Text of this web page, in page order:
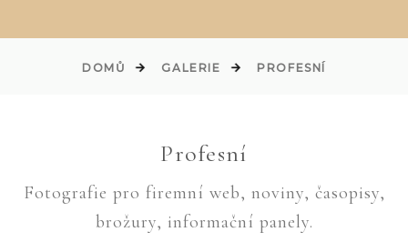
DOMŮ GALERIE PROFESNÍ
Profesní
Fotografie pro firemní web, noviny, časopisy,
brožury, informační panely.